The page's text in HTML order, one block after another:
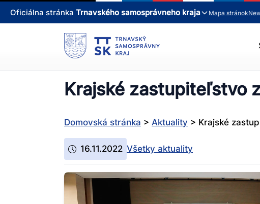
Oficiálna stránka Trnavského samosprávneho kraja Mapa stránok
Krajské zastupiteľstvo
Domovská stránka > Aktuality > Krajské
16.11.2022 Všetky aktuality